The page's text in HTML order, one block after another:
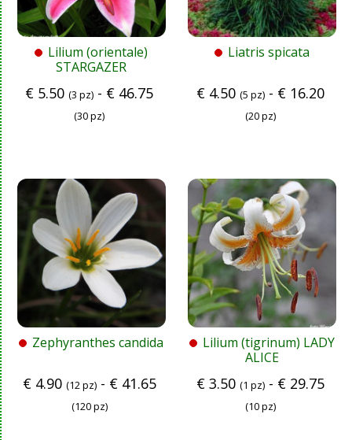
Lilium (orientale)
STARGAZER
€ 5.50 (3 pz) - € 46.75
(30 pz)
Liatris spicata
€4.50 (5 pz)- €16.20
(20 pz)
Zephyranthes candida
€4.90 (12 pz)- €41.65
(120 pz)
Lilium (tigrinum) LADY
ALICE
€3.50 (1 pz)- €29.75
(10 pz)